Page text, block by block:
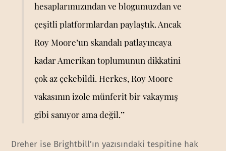
hesaplarımızından ve blogumuzdan ve
çeşitli platformlardan paylaştık. Ancak
Roy Moore’un skandalı patlayıncaya
kadar Amerikan toplumunun dikkatini
çok az çekebildi. Herkes, Roy Moore
vakasının izole münferit bir vakaymış
gibi sanıyor ama değil.’’
Dreher ise Brightbill’ın yazısındaki tespitine hak